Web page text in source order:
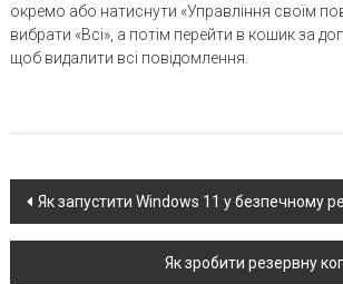
окремо або натиснути «Управління своїм
вибрати «Всі», а потім перейти в кошик за
щоб видалити всі повідомлення.
Post
navigation
Як запустити Windows 11 у безпечному
Як зробити резервну